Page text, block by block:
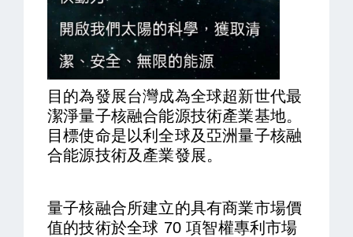
目的為發展台灣成為全球超新世代最
潔淨量子核融合能源技術產業基地。
目標使命是以利全球及亞洲量子核融
合能源技術及產業發展。
量子核融合所建立的具有商業市場價
值的技術於全球 70 項智權專利市場